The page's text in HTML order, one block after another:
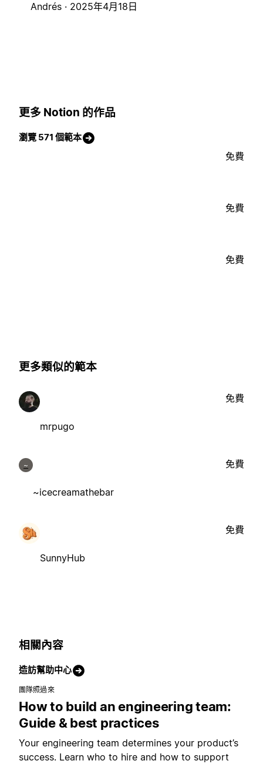
Andrés · 2025年4月18日
更多 Notion 的作品
瀏覽 571 個範本
免費
免費
免費
更多類似的範本
mrpugo
免費
~
~icecreamathebar
免費
SunnyHub
免費
相關內容
造訪幫助中心
團隊照過來
How to build an engineering team:
Guide & best practices
Your engineering team determines your product’s
success. Learn who to hire and how to support